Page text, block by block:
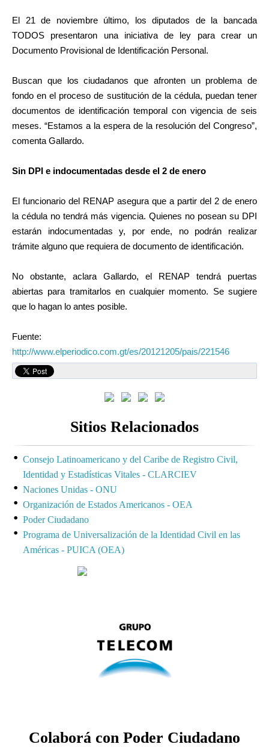
El 21 de noviembre último, los diputados de la bancada
TODOS presentaron una iniciativa de ley para crear un
Documento Provisional de Identificación Personal.
Buscan que los ciudadanos que afronten un problema de
fondo en el proceso de sustitución de la cédula, puedan tener
documentos de identificación temporal con vigencia de seis
meses. “Estamos a la espera de la resolución del Congreso”,
comenta Gallardo.
Sin DPI e indocumentadas desde el 2 de enero
El funcionario del RENAP asegura que a partir del 2 de enero
la cédula no tendrá más vigencia. Quienes no posean su DPI
estarán indocumentadas y, por ende, no podrán realizar
trámite alguno que requiera de documento de identificación.
No obstante, aclara Gallardo, el RENAP tendrá puertas
abiertas para tramitarlos en cualquier momento. Se sugiere
que lo hagan lo antes posible.
Fuente:
http://www.elperiodico.com.gt/es/20121205/pais/221546
Sitios Relacionados
Consejo Latinoamericano y del Caribe de Registro Civil,
Identidad y Estadísticas Vitales - CLARCIEV
Naciones Unidas - ONU
Organización de Estados Americanos - OEA
Poder Ciudadano
Programa de Universalización de la Identidad Civil en las
Américas - PUICA (OEA)
Colaborá con Poder Ciudadano